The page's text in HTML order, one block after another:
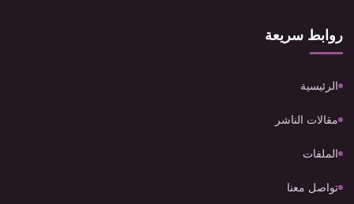
روابط سريعة
الرئيسية
مقالات الناشر
الملفات
تواصل معنا